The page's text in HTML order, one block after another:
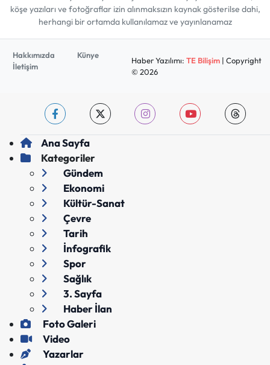
köşe yazıları ve fotoğraflar izin alınmaksızın kaynak gösterilse dahi,
herhangi bir ortamda kullanılamaz ve yayınlanamaz
Hakkımızda
Künye
İletişim
Haber Yazılımı: TE Bilişim| Copyright
© 2026
Ana Sayfa
Kategoriler
Gündem
Ekonomi
Kültür-Sanat
Çevre
Tarih
İnfografik
Spor
Sağlık
3. Sayfa
Haber İlan
Foto Galeri
Video
Yazarlar